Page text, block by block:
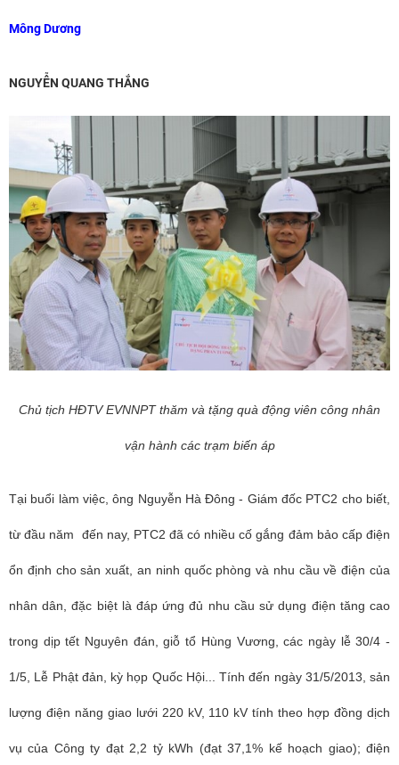
Mông Dương
NGUYỄN QUANG THẮNG
Chủ tịch HĐTV EVNNPT thăm và tặng quà động viên công nhân
vận hành các trạm biến áp
Tại buổi làm việc, ông Nguyễn Hà Đông - Giám đốc PTC2 cho biết,
từ đầu năm đến nay, PTC2 đã có nhiều cố gắng đảm bảo cấp điện
ổn định cho sản xuất, an ninh quốc phòng và nhu cầu về điện của
nhân dân, đặc biệt là đáp ứng đủ nhu cầu sử dụng điện tăng cao
trong dịp tết Nguyên đán, giỗ tổ Hùng Vương, các ngày lễ 30/4 -
1/5, Lễ Phật đản, kỳ họp Quốc Hội... Tính đến ngày 31/5/2013, sản
lượng điện năng giao lưới 220 kV, 110 kV tính theo hợp đồng dịch
vụ của Công ty đạt 2,2 tỷ kWh (đạt 37,1% kế hoạch giao); điện